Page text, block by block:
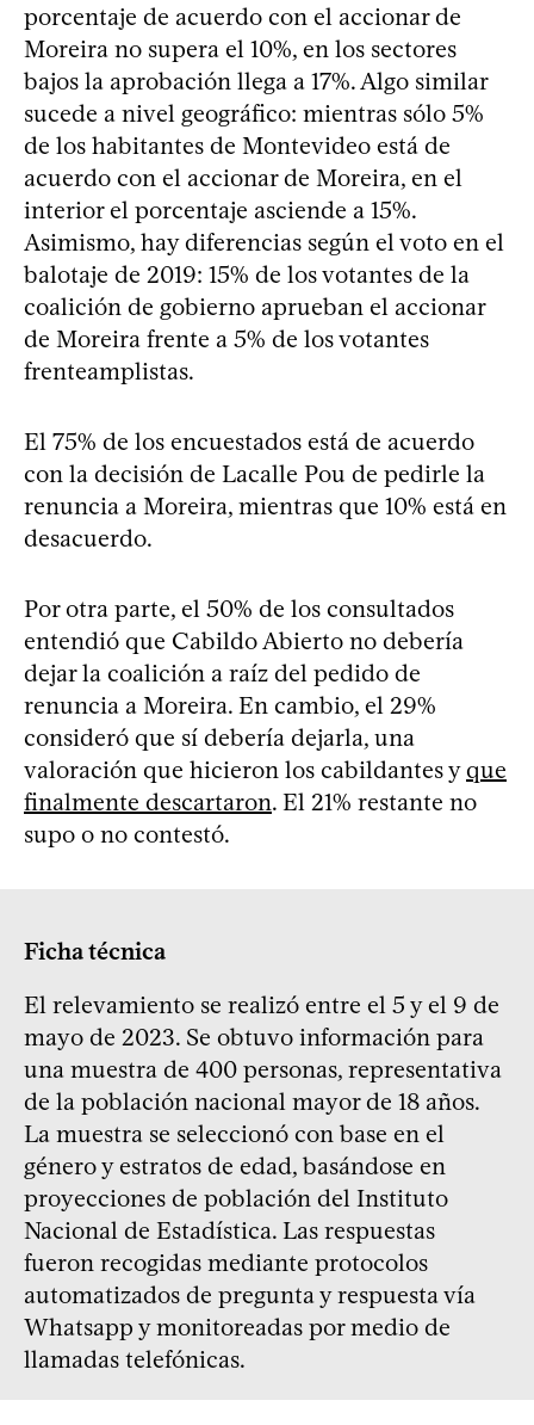
porcentaje de acuerdo con el accionar de
Moreira no supera el 10%, en los sectores
bajos la aprobación llega a 17%. Algo similar
sucede a nivel geográfico: mientras sólo 5%
de los habitantes de Montevideo está de
acuerdo con el accionar de Moreira, en el
interior el porcentaje asciende a 15%.
Asimismo, hay diferencias según el voto en el
balotaje de 2019: 15% de los votantes de la
coalición de gobierno aprueban el accionar
de Moreira frente a 5% de los votantes
frenteamplistas.
El 75% de los encuestados está de acuerdo
con la decisión de Lacalle Pou de pedirle la
renuncia a Moreira, mientras que 10% está en
desacuerdo.
Por otra parte, el 50% de los consultados
entendió que Cabildo Abierto no debería
dejar la coalición a raíz del pedido de
renuncia a Moreira. En cambio, el 29%
consideró que sí debería dejarla, una
valoración que hicieron los cabildantes y que
finalmente descartaron. El 21% restante no
supo o no contestó.
Ficha técnica
El relevamiento se realizó entre el 5 y el 9 de
mayo de 2023. Se obtuvo información para
una muestra de 400 personas, representativa
de la población nacional mayor de 18 años.
La muestra se seleccionó con base en el
género y estratos de edad, basándose en
proyecciones de población del Instituto
Nacional de Estadística. Las respuestas
fueron recogidas mediante protocolos
automatizados de pregunta y respuesta vía
Whatsapp y monitoreadas por medio de
llamadas telefónicas.